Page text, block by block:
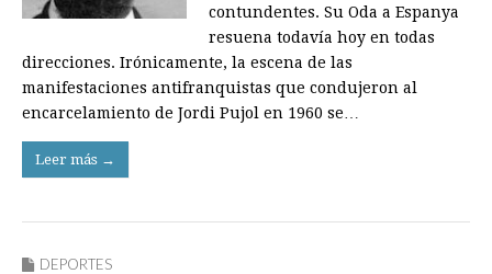
contundentes. Su Oda a Espanya
resuena todavía hoy en todas
direcciones. Irónicamente, la escena de las
manifestaciones antifranquistas que condujeron al
encarcelamiento de Jordi Pujol en 1960 se…
Leer más →
DEPORTES